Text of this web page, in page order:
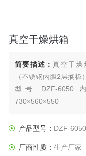
真空干燥烘箱
简要描述：真空干
（不锈钢内胆2层搁板）
型号 DZF-6050
730×560×550
产品型号： DZF-6050
厂商性质： 生产厂家